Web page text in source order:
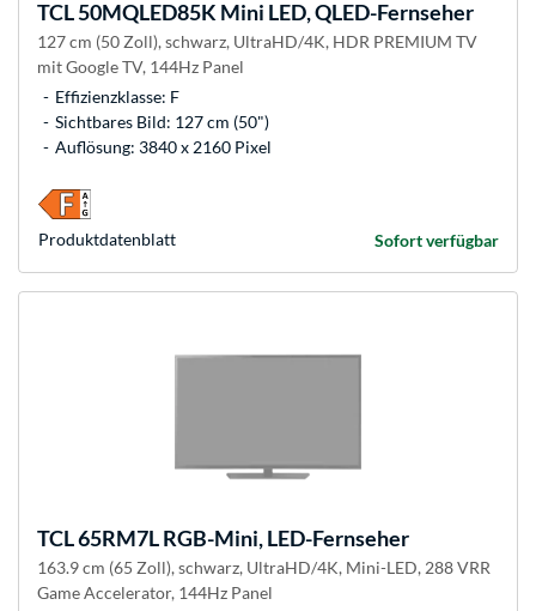
TCL50MQLED85K Mini LED, QLED-Fernseher
127 cm (50 Zoll), schwarz, UltraHD/4K, HDR PREMIUM TV
mit Google TV, 144Hz Panel
Effizienzklasse: F
Sichtbares Bild: 127 cm (50")
Auflösung: 3840 x 2160 Pixel
Sofort verfügbar
Produkt­datenblatt
TCL65RM7L RGB-Mini, LED-Fernseher
163.9 cm (65 Zoll), schwarz, UltraHD/4K, Mini-LED, 288 VRR
Game Accelerator, 144Hz Panel